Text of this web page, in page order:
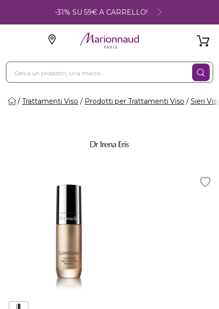
-31% SU 59€ A CARRELLO!
Trattamenti Viso Prodotti per Trattamenti Viso Sieri